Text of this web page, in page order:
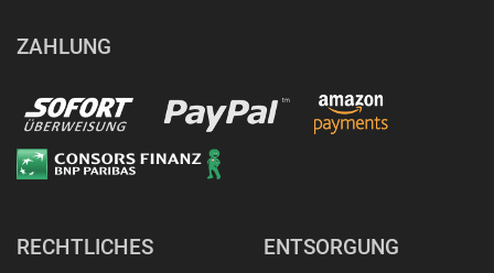
ZAHLUNG
RECHTLICHES ENTSORGUNG